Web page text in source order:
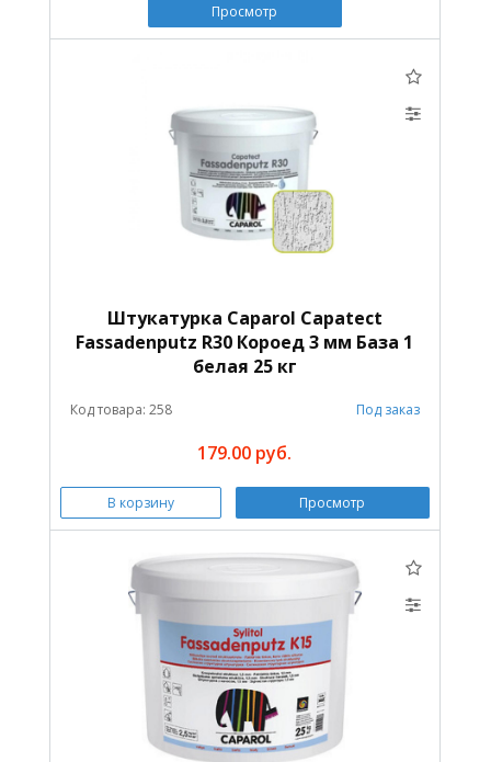
Просмотр
Штукатурка Caparol Capatect
Fassadenputz R30 Короед 3 мм База 1
белая 25 кг
Код товара: 258 Под заказ
179.00 руб.
В корзину Просмотр